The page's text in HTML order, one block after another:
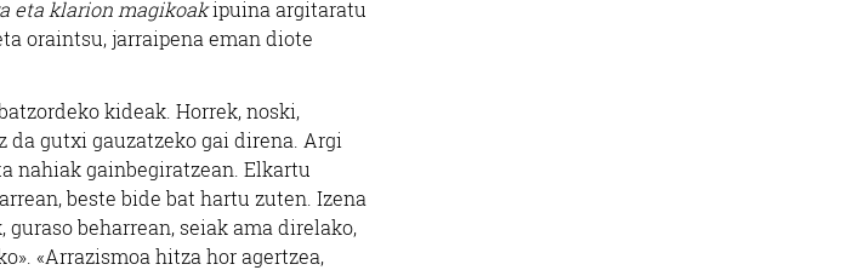
eta klarion magikoakipuina argitaratu
oraintsu, jarraipena eman diote
kideak. Horrek, noski,
da gutxi gauzatzeko gai direna. Argi
nahiak gainbegiratzean. Elkartu
beste bide bat hartu zuten. Izena
beharrean, seiak ama direlako,
«Arrazismoa hitza hor agertzea,